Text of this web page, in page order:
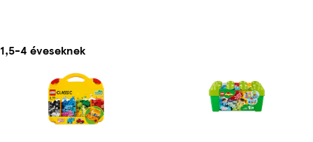
1,5-4 éveseknek